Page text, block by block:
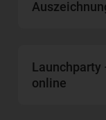
online